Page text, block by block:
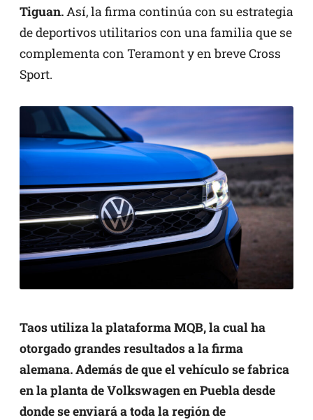
Tiguan.Así, la firma continúa con su estrategia
de deportivos utilitarios con una familia que se
complementa con Teramont y en breve Cross
Sport.
Taos utiliza la plataforma MQB, la cual ha
otorgado grandes resultados a la firma
alemana. Además de que el vehículo se fabrica
en la planta de Volkswagen en Puebla desde
donde se enviará a toda la región de